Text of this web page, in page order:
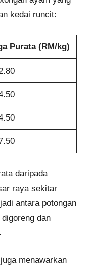
kedai runcit:
Purata (RM/kg)
daripada
raya sekitar
antara potongan
dan
menawarkan